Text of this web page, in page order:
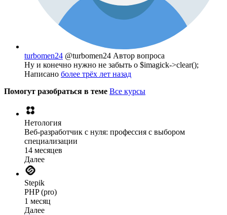
turbomen24 @turbomen24 Автор вопроса
Ну и конечно нужно не забыть о $imagick->clear();
Написано более трёх лет назад
Помогут разобраться в теме Все курсы
Нетология
Веб-разработчик с нуля: профессия с выбором
специализации
14 месяцев
Далее
Stepik
PHP (pro)
1 месяц
Далее